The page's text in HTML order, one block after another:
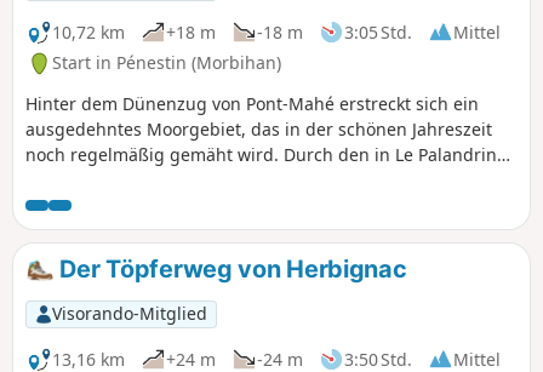
10,72 km
+18 m -18 m 3:05 Std.
Mittel
Start in Pénestin (Morbihan)
Hinter dem Dünenzug von Pont-Mahé erstreckt sich ein
ausgedehntes Moorgebiet, das in der schönen Jahreszeit
noch regelmäßig gemäht wird. Durch den in Le Palandrin
unterliegt es noch mehr oder weniger den Gezeiten,
gewinnt jedoch jeden Sommer sein Aussehen als von
Herden durchstreifte Wiese zurück – inmitten einer Mulde,
die von dichtem Wald gesäumt ist. Entdecken Sie es selbst
auf einigen geheimen Pfaden, sofern der Wasserstand es
zulässt.
Der Töpferweg von Herbignac
Visorando-Mitglied
13,16 km
+24 m -24 m 3:50 Std.
Mittel